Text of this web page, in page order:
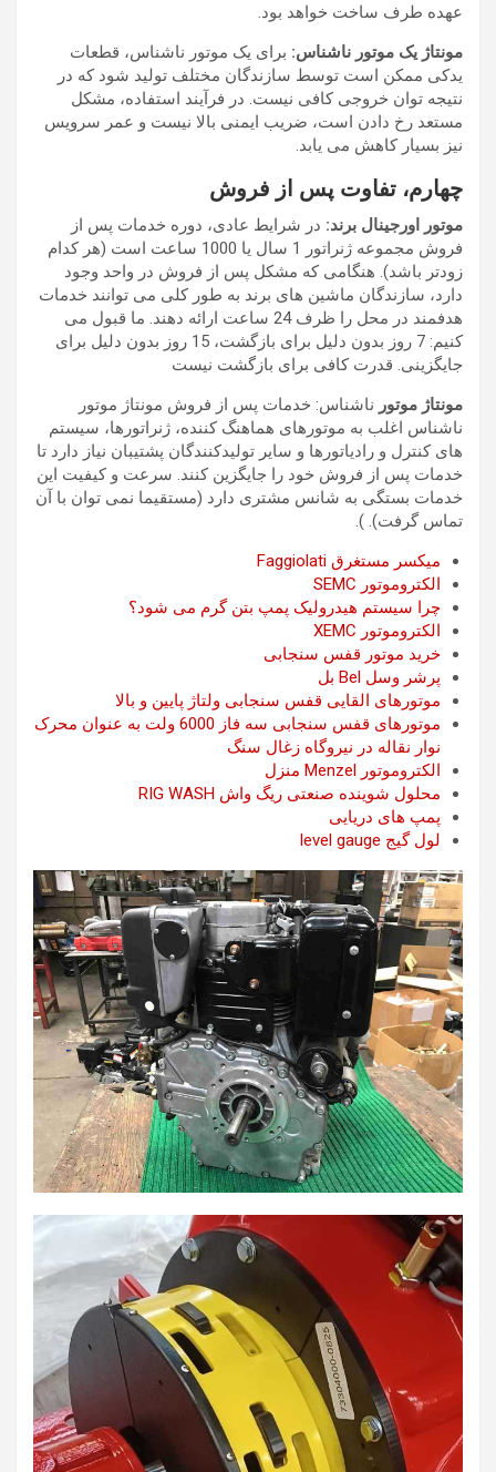
عهده طرف ساخت خواهد بود.
مونتاژ یک موتور ناشناس: برای یک موتور ناشناس، قطعات
یدکی ممکن است توسط سازندگان مختلف تولید شود که در
نتیجه توان خروجی کافی نیست. در فرآیند استفاده، مشکل
مستعد رخ دادن است، ضریب ایمنی بالا نیست و عمر سرویس
نیز بسیار کاهش می یابد.
چهارم، تفاوت پس از فروش
موتور اورجینال برند: در شرایط عادی، دوره خدمات پس از
فروش مجموعه ژنراتور 1 سال یا 1000 ساعت است (هر کدام
زودتر باشد). هنگامی که مشکل پس از فروش در واحد وجود
دارد، سازندگان ماشین های برند به طور کلی می توانند خدمات
هدفمند در محل را ظرف 24 ساعت ارائه دهند. ما قبول می
کنیم: 7 روز بدون دلیل برای بازگشت، 15 روز بدون دلیل برای
جایگزینی. قدرت کافی برای بازگشت نیست
مونتاژ موتور ناشناس: خدمات پس از فروش مونتاژ موتور
ناشناس اغلب به موتورهای هماهنگ کننده، ژنراتورها، سیستم
های کنترل و رادیاتورها و سایر تولیدکنندگان پشتیبان نیاز دارد تا
خدمات پس از فروش خود را جایگزین کنند. سرعت و کیفیت این
خدمات بستگی به شانس مشتری دارد (مستقیما نمی توان با آن
تماس گرفت). ).
میکسر مستغرق Faggiolati
الکتروموتور SEMC
چرا سیستم هیدرولیک پمپ بتن گرم می شود؟
الکتروموتور XEMC
خرید موتور قفس سنجابی
پرشر وسل Bel بل
موتورهای القایی قفس سنجابی ولتاژ پایین و بالا
موتورهای قفس سنجابی سه فاز 6000 ولت به عنوان محرک
نوار نقاله در نیروگاه زغال سنگ
الکتروموتور Menzel منزل
محلول شوینده صنعتی ریگ واش RIG WASH
پمپ های دریایی
لول گیج level gauge